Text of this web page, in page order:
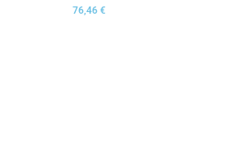
76,46 €